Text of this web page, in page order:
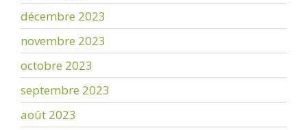
décembre 2023
novembre 2023
octobre 2023
septembre 2023
août 2023